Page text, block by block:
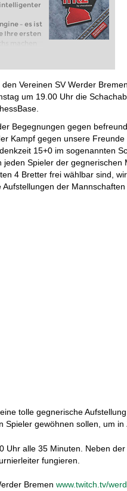
– es ist
Ihre ersten
machen
Mit
und
Vereinen SV Werder
um 19.00 Uhr die
Begegnungen gegen
Kampf gegen unsere
15+0 im sogenannten
Spieler der
4 Bretter frei wählbar sind,
der
tolle gegnerische
Spieler gewöhnen sollen, um
Uhr alle 35 Minuten. Neben
fungieren.
Bremen www.twitch.tv/